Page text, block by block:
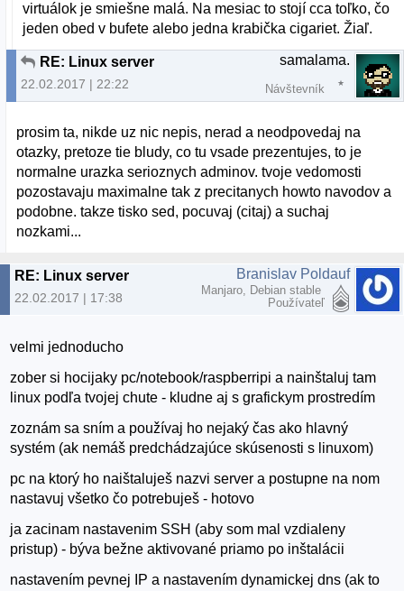
virtuálok je smiešne malá. Na mesiac to stojí cca toľko, čo
jeden obed v bufete alebo jedna krabička cigariet. Žiaľ.
RE: Linux server
22.02.2017 | 22:22
samalama.
Návštevník
prosim ta, nikde uz nic nepis, nerad a neodpovedaj na
otazky, pretoze tie bludy, co tu vsade prezentujes, to je
normalne urazka serioznych adminov. tvoje vedomosti
pozostavaju maximalne tak z precitanych howto navodov a
podobne. takze tisko sed, pocuvaj (citaj) a suchaj
nozkami...
RE: Linux server
22.02.2017 | 17:38
Branislav Poldauf
Manjaro, Debian stable
Používateľ
velmi jednoducho
zober si hocijaky pc/notebook/raspberripi a nainštaluj tam
linux podľa tvojej chute - kludne aj s grafickym prostredím
zoznám sa sním a používaj ho nejaký čas ako hlavný
systém (ak nemáš predchádzajúce skúsenosti s linuxom)
pc na ktorý ho naištaluješ nazvi server a postupne na nom
nastavuj všetko čo potrebuješ - hotovo
ja zacinam nastavenim SSH (aby som mal vzdialeny
pristup) - býva bežne aktivované priamo po inštalácii
nastavením pevnej IP a nastavením dynamickej dns (ak to